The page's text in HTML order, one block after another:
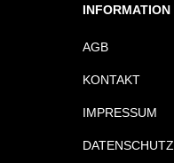
INFORMATION
AGB
KONTAKT
IMPRESSUM
DATENSCHUTZ